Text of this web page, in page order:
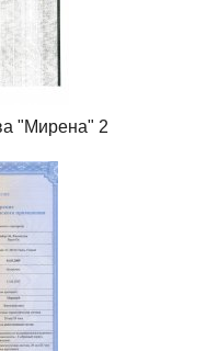
"Мирена" 2